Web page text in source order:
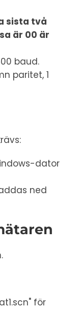
sista två
är 00 är
baud.
paritet, 1
dator
ned
för